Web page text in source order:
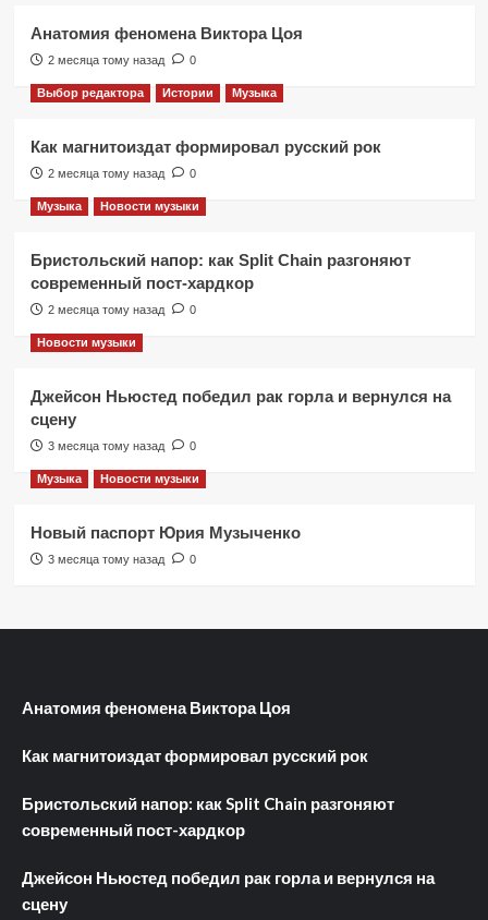
Анатомия феномена Виктора Цоя
2 месяца тому назад 0
Выбор редактора Истории Музыка
Как магнитоиздат формировал русский рок
2 месяца тому назад 0
Музыка Новости музыки
Бристольский напор: как Split Chain разгоняют
современный пост-хардкор
2 месяца тому назад 0
Новости музыки
Джейсон Ньюстед победил рак горла и вернулся на
сцену
3 месяца тому назад 0
Музыка Новости музыки
Новый паспорт Юрия Музыченко
3 месяца тому назад 0
Анатомия феномена Виктора Цоя
Как магнитоиздат формировал русский рок
Бристольский напор: как Split Chain разгоняют
современный пост-хардкор
Джейсон Ньюстед победил рак горла и вернулся на
сцену